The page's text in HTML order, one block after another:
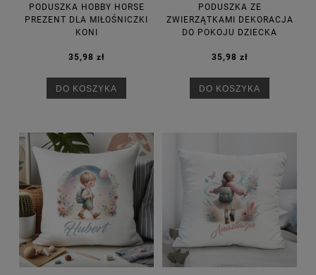
PODUSZKA HOBBY HORSE
PREZENT DLA MIŁOŚNICZKI
KONI
35,98 zł
DO KOSZYKA
PODUSZKA ZE
ZWIERZĄTKAMI DEKORACJA
DO POKOJU DZIECKA
35,98 zł
DO KOSZYKA